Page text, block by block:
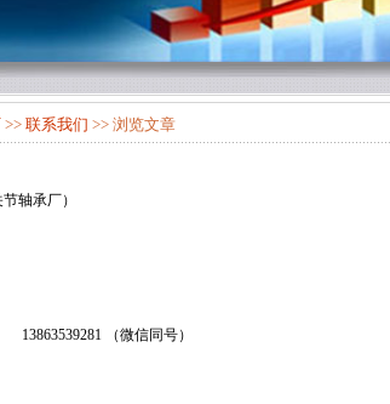
>> 联系我们 >> 浏览文章
轴承厂）
（微信同号）